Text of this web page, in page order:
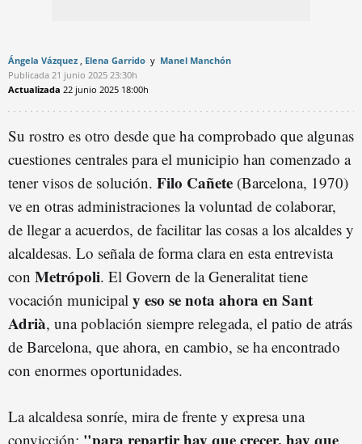
Ángela Vázquez Elena Garrido
Manel Manchón
Publicada 21 junio 2025 23:30h
Actualizada 22 junio 2025 18:00h
Su rostro es otro desde que ha comprobado que algunas
cuestiones centrales para el municipio han comenzado a
tener visos de solución. Filo Cañete (Barcelona, 1970)
ve en otras administraciones la voluntad de colaborar,
de llegar a acuerdos, de facilitar las cosas a los alcaldes y
alcaldesas. Lo señala de forma clara en esta entrevista
con Metrópoli. El Govern de la Generalitat tiene
vocación municipal y eso se nota ahora en Sant
Adrià, una población siempre relegada, el patio de atrás
de Barcelona, que ahora, en cambio, se ha encontrado
con enormes oportunidades.
La alcaldesa sonríe, mira de frente y expresa una
convicción: "para repartir hay que crecer, hay que